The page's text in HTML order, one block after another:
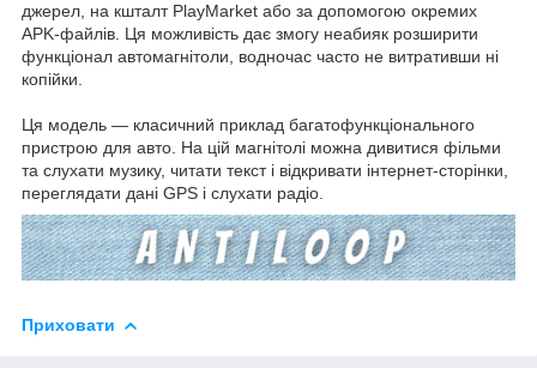
джерел, на кшталт PlayMarket або за допомогою окремих
APK-файлів. Ця можливість дає змогу неабияк розширити
функціонал автомагнітоли, водночас часто не витративши ні
копійки.
Ця модель — класичний приклад багатофункціонального
пристрою для авто. На цій магнітолі можна дивитися фільми
та слухати музику, читати текст і відкривати інтернет-сторінки,
переглядати дані GPS і слухати радіо.
Приховати